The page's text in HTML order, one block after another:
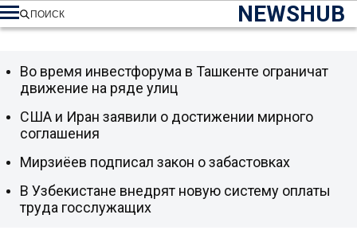
NEWSHUB
ПОИСК
Во время инвестфорума в Ташкенте ограничат
движение на ряде улиц
США и Иран заявили о достижении мирного
соглашения
Мирзиёев подписал закон о забастовках
В Узбекистане внедрят новую систему оплаты
труда госслужащих